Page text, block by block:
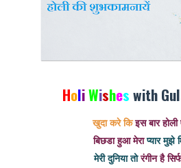
HoliWisheswith
खुदा करे किइस बार
बिछडा हुआ मेराप्यार मुझे
मेरी दुनिया तोरंगीन है